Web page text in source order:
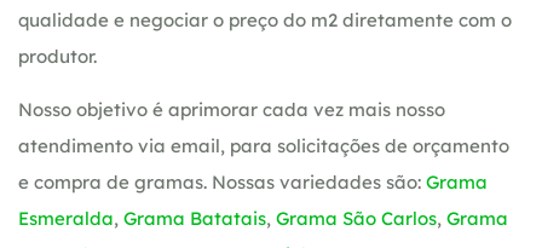
qualidade e negociar o preço do m2 diretamente com o
produtor.
Nosso objetivo é aprimorar cada vez mais nosso
atendimento via email, para solicitações de orçamento
e compra de gramas. Nossas variedades são: Grama
Esmeralda, Grama Batatais, Grama São Carlos, Grama